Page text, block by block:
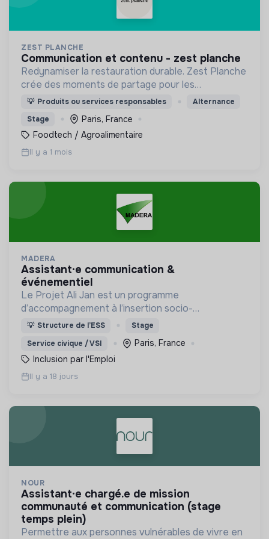
ZEST PLANCHE
communication et contenu - zest planche
Redynamiser la restauration durable. Zest Planche
crée des moments de partage pour les
entreprises allant de 20 à 1000 Zesteurs en livrant
faites maison.
💡 Produits ou services responsables
Alternance
Stage
Paris, France
Foodtech / Agroalimentaire
Il y a 1 mois
MADERA
assistant·e communication &
événementiel
Le Projet Ali Jan est un programme
d’accompagnement à l’insertion socio-
professionnelle des personnes bénéficiaires de la
ruraux et périurbains.
💡 Structure de l’ESS
Stage
Service civique / VSI
Paris, France
Inclusion par l'Emploi
Il y a 18 jours
NOUR
assistant·e chargé.e de mission
communauté et communication (stage
temps plein)
Permettre aux personnes vulnérables de vivre en